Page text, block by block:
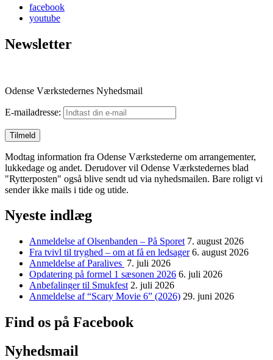
facebook
youtube
Newsletter
Odense Værkstedernes Nyhedsmail
E-mailadresse:
Modtag information fra Odense Værkstederne om arrangementer,
lukkedage og andet. Derudover vil Odense Værkstedernes blad
"Rytterposten" også blive sendt ud via nyhedsmailen. Bare roligt vi
sender ikke mails i tide og utide.
Nyeste indlæg
Anmeldelse af Olsenbanden – På Sporet 7. august 2026
Fra tvivl til tryghed – om at få en ledsager 6. august 2026
Anmeldelse af Paralives 7. juli 2026
Opdatering på formel 1 sæsonen 2026 6. juli 2026
Anbefalinger til Smukfest 2. juli 2026
Anmeldelse af “Scary Movie 6” (2026) 29. juni 2026
Find os på Facebook
Nyhedsmail